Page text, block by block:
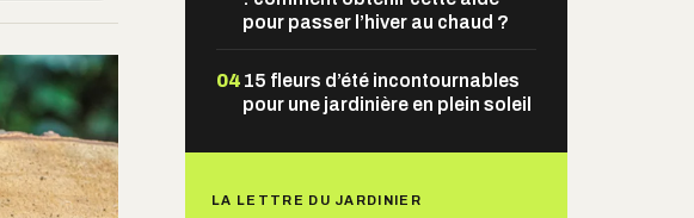
pour passer l’hiver au chaud ?
04 15 fleurs d’été incontournables
pour une jardinière en plein soleil
LA LETTRE DU JARDINIER